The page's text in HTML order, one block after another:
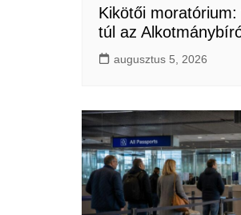
Kikötői
túl az
augusztus 5, 2026